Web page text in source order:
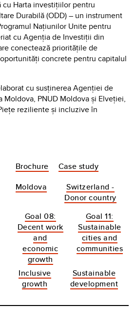
cu Harta investițiilor pentru
Durabilă (ODD) – un instrument
Națiunilor Unite pentru
cu Agenția de Investiții din
conectează prioritățile de
concrete pentru capitalul
cu susţinerea Agenției de
PNUD Moldova și Elveției,
reziliente și incluzive în
Brochure
Case study
Moldova
Switzerland -
Donor country
Goal 08:
Decent work
and
economic
growth
Goal 11:
Sustainable
cities and
communities
Inclusive
growth
Sustainable
development